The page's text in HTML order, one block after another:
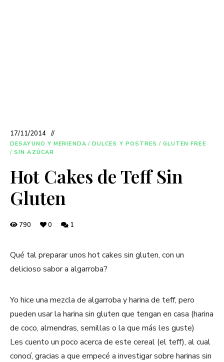
17/11/2014
DESAYUNO Y MERIENDA / DULCES Y POSTRES / GLUTEN FREE
/ SIN AZÚCAR
Hot Cakes de Teff Sin
Gluten
790 0 1
Qué tal preparar unos hot cakes sin gluten, con un
delicioso sabor a algarroba?
Yo hice una mezcla de algarroba y harina de teff, pero
pueden usar la harina sin gluten que tengan en casa (harina
de coco, almendras, semillas o la que más les guste)
Les cuento un poco acerca de este cereal (el teff), al cual
conocí, gracias a que empecé a investigar sobre harinas sin